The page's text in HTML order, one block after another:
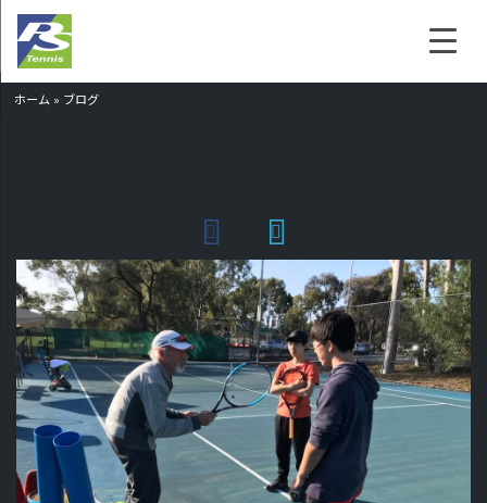
ホーム » ブログ